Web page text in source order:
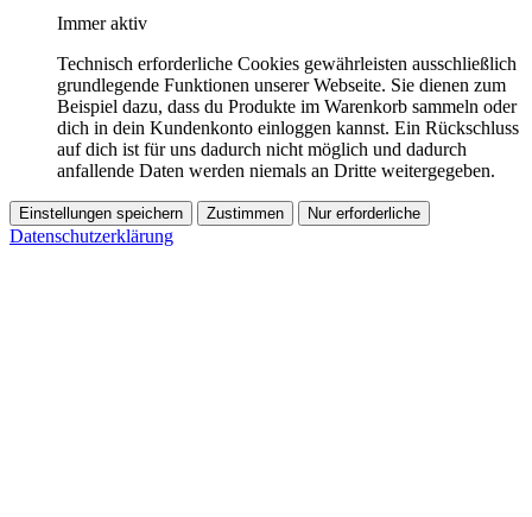
Immer aktiv
Technisch erforderliche Cookies gewährleisten ausschließlich
grundlegende Funktionen unserer Webseite. Sie dienen zum
Beispiel dazu, dass du Produkte im Warenkorb sammeln oder
dich in dein Kundenkonto einloggen kannst. Ein Rückschluss
auf dich ist für uns dadurch nicht möglich und dadurch
anfallende Daten werden niemals an Dritte weitergegeben.
Einstellungen speichern Zustimmen Nur erforderliche
Datenschutzerklärung